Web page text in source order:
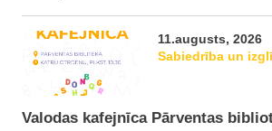
11.augusts, 2026
Sabiedrība un
Valodas kafejnīca Pārventas